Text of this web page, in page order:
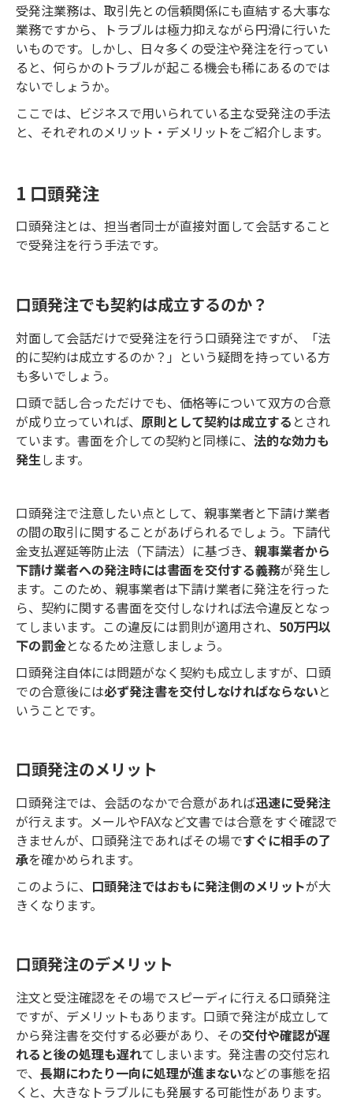
受発注業務は、取引先との信頼関係にも直結する大事な
業務ですから、トラブルは極力抑えながら円滑に行いた
いものです。しかし、日々多くの受注や発注を行ってい
ると、何らかのトラブルが起こる機会も稀にあるのでは
ないでしょうか。
ここでは、ビジネスで用いられている主な受発注の手法
と、それぞれのメリット・デメリットをご紹介します。
1 口頭発注
口頭発注とは、担当者同士が直接対面して会話すること
で受発注を行う手法です。
口頭発注でも契約は成立するのか？
対面して会話だけで受発注を行う口頭発注ですが、「法
的に契約は成立するのか？」という疑問を持っている方
も多いでしょう。
口頭で話し合っただけでも、価格等について双方の合意
が成り立っていれば、 原則として契約は成立する とされ
ています。書面を介しての契約と同様に、 法的な効力も
発生します。
口頭発注で注意したい点として、親事業者と下請け業者
の間の取引に関することがあげられるでしょう。下請代
金支払遅延等防止法（下請法）に基づき、 親事業者から
下請け業者への発注時には書面を交付する義務が発生し
ます。このため、親事業者は下請け業者に発注を行った
ら、契約に関する書面を交付しなければ法令違反となっ
てしまいます。この違反には罰則が適用され、 50万円以
下の罰金となるため注意しましょう。
口頭発注自体には問題がなく契約も成立しますが、口頭
での合意後には必ず発注書を交付しなければならないと
いうことです。
口頭発注のメリット
口頭発注では、会話のなかで合意があれば迅速に受発注
が行えます。メールやFAXなど文書では合意をすぐ確認で
きませんが、口頭発注であればその場ですぐに相手の了
承を確かめられます。
このように、 口頭発注ではおもに発注側のメリットが大
きくなります。
口頭発注のデメリット
注文と受注確認をその場でスピーディに行える口頭発注
ですが、デメリットもあります。口頭で発注が成立して
から発注書を交付する必要があり、その交付や確認が遅
れると後の処理も遅れてしまいます。発注書の交付忘れ
で、 長期にわたり一向に処理が進まないなどの事態を招
くと、大きなトラブルにも発展する可能性があります。